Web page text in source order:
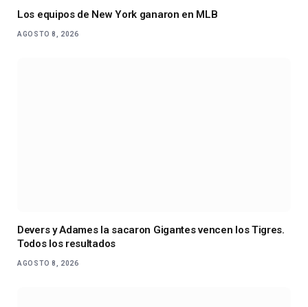
Los equipos de New York ganaron en MLB
AGOSTO 8, 2026
Devers y Adames la sacaron Gigantes vencen los Tigres.
Todos los resultados
AGOSTO 8, 2026